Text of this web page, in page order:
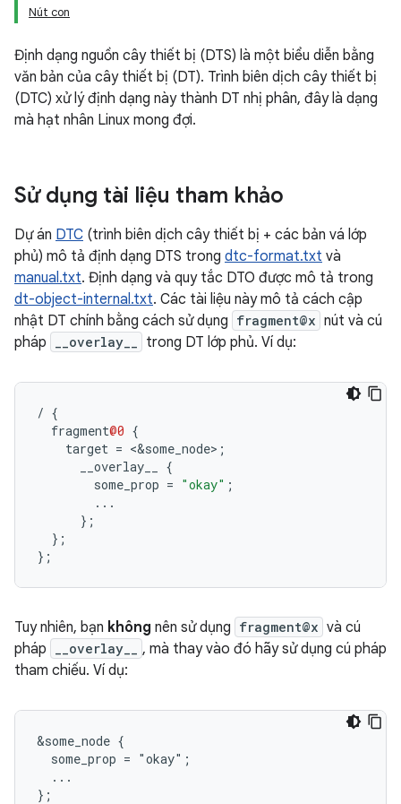
Nút con
Định dạng nguồn cây thiết bị (DTS) là một biểu diễn bằng
văn bản của cây thiết bị (DT). Trình biên dịch cây thiết bị
(DTC) xử lý định dạng này thành DT nhị phân, đây là dạng
mà hạt nhân Linux mong đợi.
Sử dụng tài liệu tham khảo
Dự án DTC (trình biên dịch cây thiết bị + các bản vá lớp
phủ) mô tả định dạng DTS trong dtc-format.txt và
manual.txt. Định dạng và quy tắc DTO được mô tả trong
dt-object-internal.txt. Các tài liệu này mô tả cách cập
nhật DT chính bằng cách sử dụng fragment@x nút và cú
pháp
__overlay__ trong DT lớp phủ. Ví dụ:
/ {
fragment@0 {
target = <&some_node> ;
__overlay__
{
some_prop = "okay" ;
...
};
};
};
Tuy nhiên, bạn không nên sử dụng fragment@x và cú
pháp
__overlay__
, mà thay vào đó hãy sử dụng cú pháp
tham chiếu. Ví dụ:
&some_node {
  some_prop = "okay";
  ...
};